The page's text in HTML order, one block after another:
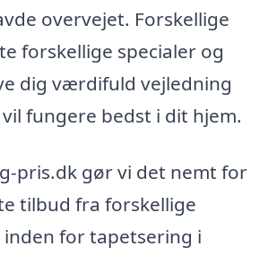
overvejet. Forskellige
forskellige specialer og
dig værdifuld vejledning
fungere bedst i dit hjem.
pris.dk gør vi det nemt for
tilbud fra forskellige
for tapetsering i